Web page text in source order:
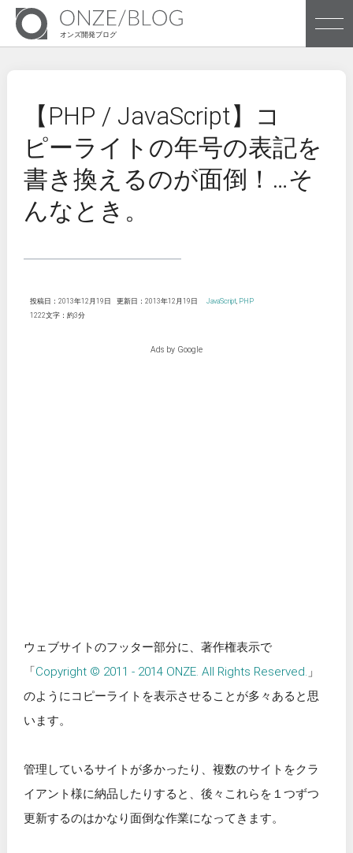
オンズ開発ブログ
株式会社オンズのブログです
Archives
Tags
【PHP / JavaScript】コ
ピーライトの年号の表記を
書き換えるのが面倒！…そ
んなとき。
投稿日：2013年12月19日 更新日：2013年12月19日 JavaScript, PHP
1222文字：約3分
Ads by Google
ウェブサイトのフッター部分に、著作権表示で
「 Copyright © 2011 - 2014 ONZE. All Rights Reserved. 」
のようにコピーライトを表示させることが多々あると思
います。
管理しているサイトが多かったり、複数のサイトをクラ
イアント様に納品したりすると、後々これらを１つずつ
更新するのはかなり面倒な作業になってきます。